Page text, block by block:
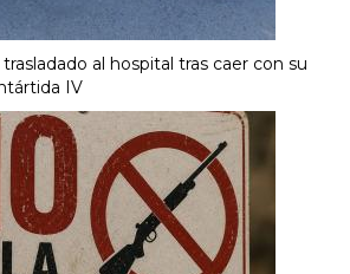
al hospital tras caer con su
IV